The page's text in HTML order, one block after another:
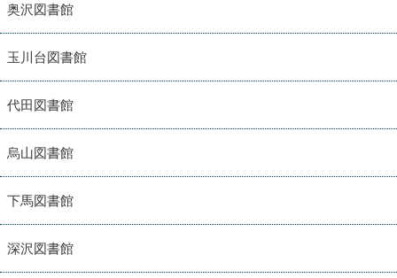
奥沢図書館
玉川台図書館
代田図書館
烏山図書館
下馬図書館
深沢図書館